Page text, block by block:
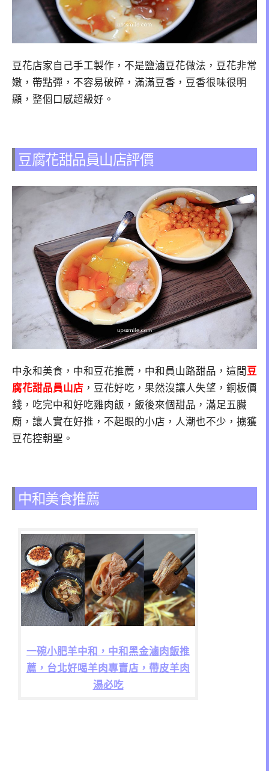
豆花店家自己手工製作，不是鹽滷豆花做法，豆花非常
嫩，帶點彈，不容易破碎，滿滿豆香，豆香很味很明
顯，整個口感超級好。
豆腐花甜品員山店評價
中永和美食，中和豆花推薦，中和員山路甜品，這間 豆
腐花甜品員山店 ，豆花好吃，果然沒讓人失望，銅板價
錢，吃完中和好吃雞肉飯，飯後來個甜品，滿足五臟
廟，讓人實在好推，不起眼的小店，人潮也不少，擄獲
豆花控朝聖。
中和美食推薦
一碗小肥羊中和，中和黑金滷肉飯推
薦，台北好喝羊肉專賣店，帶皮羊肉
湯必吃